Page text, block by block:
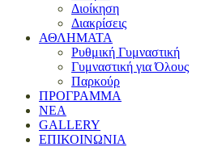
Διοίκηση
Διακρίσεις
ΑΘΛΗΜΑΤΑ
Ρυθμική Γυμναστική
Γυμναστική για Όλους
Παρκούρ
ΠΡΟΓΡΑΜΜΑ
ΝΕΑ
GALLERY
ΕΠΙΚΟΙΝΩΝΙΑ